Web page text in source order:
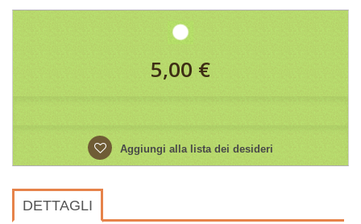
5,00 €
Aggiungi alla lista dei desideri
DETTAGLI